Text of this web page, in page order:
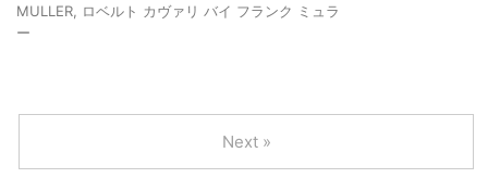
MULLER
ロベルト カヴァリ バイ フランク ミュラ
ー
Next »